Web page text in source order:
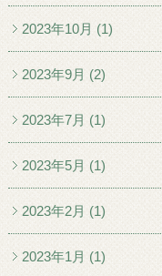
2023年10月 (1)
2023年9月 (2)
2023年7月 (1)
2023年5月 (1)
2023年2月 (1)
2023年1月 (1)